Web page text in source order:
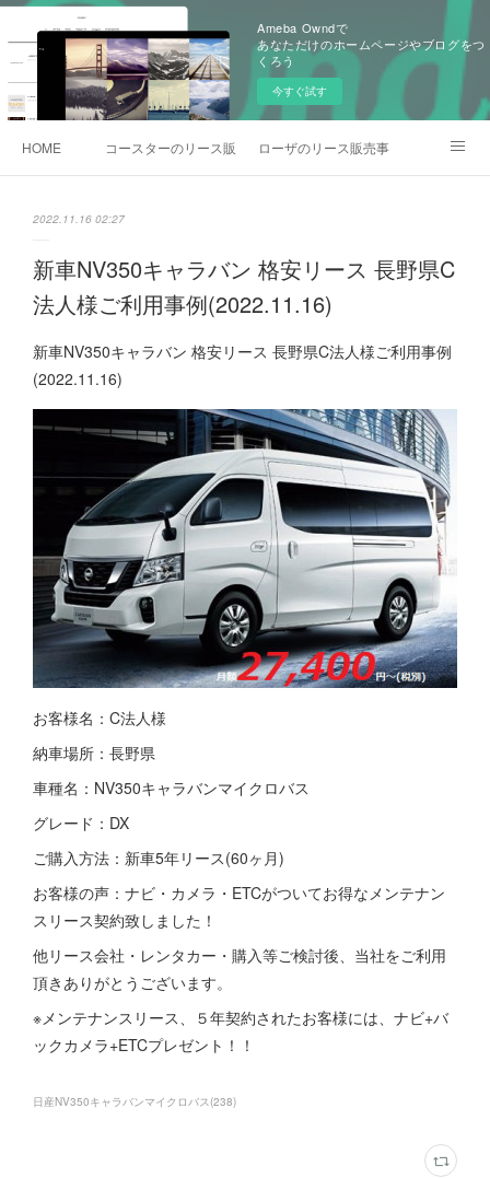
Ameba Owndで
あなただけのホームページやブログをつ
くろう
今すぐ試す
HOME コースターのリース販売事例ローザのリース販売事例
2022.11.16 02:27
新車NV350キャラバン 格安リース 長野県C
法人様ご利用事例(2022.11.16)
新車NV350キャラバン 格安リース 長野県C法人様ご利用事例
(2022.11.16)
お客様名：C法人様
納車場所：長野県
車種名：NV350キャラバンマイクロバス
グレード：DX
ご購入方法：新車5年リース(60ヶ月)
お客様の声：ナビ・カメラ・ETCがついてお得なメンテナン
スリース契約致しました！
他リース会社・レンタカー・購入等ご検討後、当社をご利用
頂きありがとうございます。
※メンテナンスリース、５年契約されたお客様には、ナビ+バ
ックカメラ+ETCプレゼント！！
日産NV350キャラバンマイクロバス(238)